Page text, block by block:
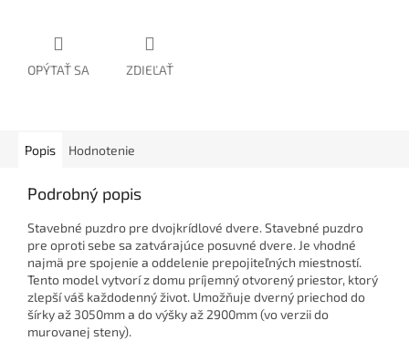
OPÝTAŤ SA ZDIEĽAŤ
Popis Hodnotenie
Podrobný popis
Stavebné puzdro pre dvojkrídlové dvere. Stavebné puzdro
pre oproti sebe sa zatvárajúce posuvné dvere. Je vhodné
najmä pre spojenie a oddelenie prepojiteľných miestností.
Tento model vytvorí z domu príjemný otvorený priestor, ktorý
zlepší váš každodenný život. Umožňuje dverný priechod do
šírky až 3050mm a do výšky až 2900mm (vo verzii do
murovanej steny).